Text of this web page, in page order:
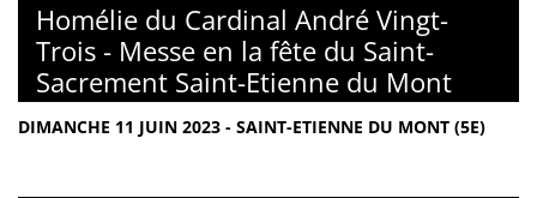
Homélie du Cardinal André Vingt-
Trois - Messe en la fête du Saint-
Sacrement Saint-Etienne du Mont
DIMANCHE 11 JUIN 2023 - SAINT-ETIENNE DU MONT (5E)